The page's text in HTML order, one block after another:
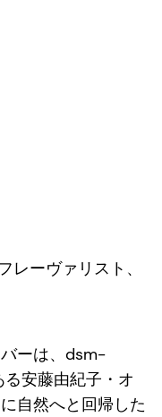
ーヴァリスト、
ーは、dsm-
安藤由紀子・オ
自然へと回帰した